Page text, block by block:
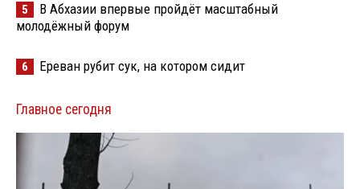
5
В Абхазии впервые пройдёт масштабный
молодёжный форум
6 Ереван рубит сук, на котором сидит
Главное сегодня